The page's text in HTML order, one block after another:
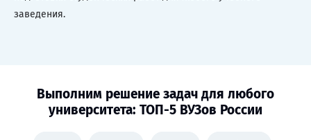
заведения.
Выполним решение задач для любого
университета: ТОП-5 ВУЗов России